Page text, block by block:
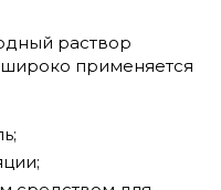
раствор
применяется